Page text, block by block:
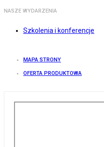
NASZE WYDARZENIA
Szkolenia i konferencje
MAPA STRONY
OFERTA PRODUKTOWA